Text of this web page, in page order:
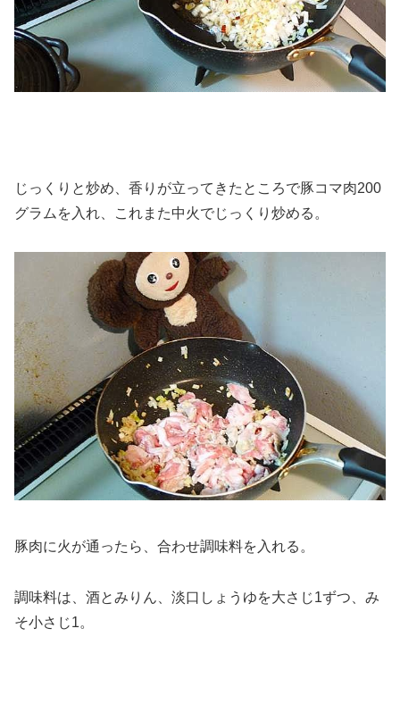
じっくりと炒め、香りが立ってきたところで豚コマ肉200
グラムを入れ、これまた中火でじっくり炒める。
豚肉に火が通ったら、合わせ調味料を入れる。
調味料は、酒とみりん、淡口しょうゆを大さじ1ずつ、み
そ小さじ1。